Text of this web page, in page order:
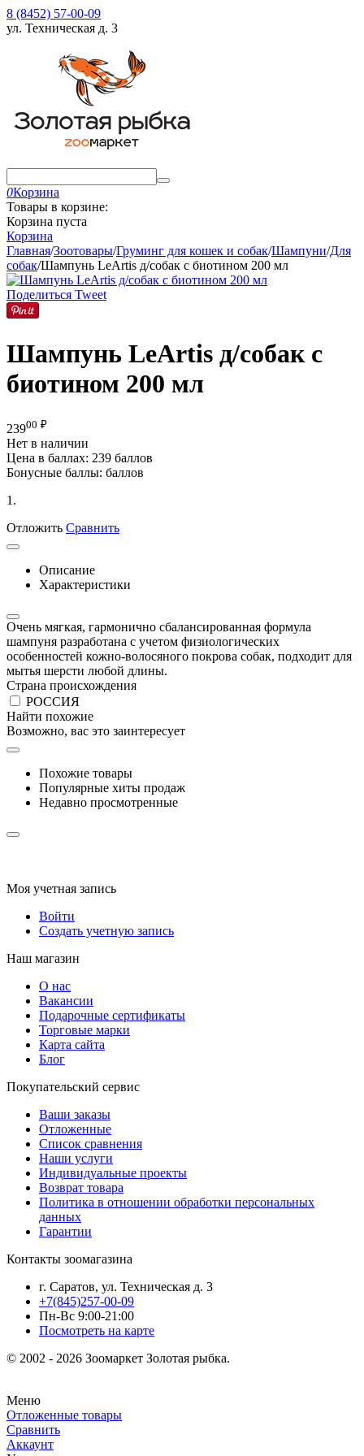
8 (8452) 57-00-09
ул. Техническая д. 3
0Корзина
Товары в корзине:
Корзина пуста
Корзина
Главная/Зоотовары/Груминг для кошек и собак/Шампуни/Для
собак/Шампунь LeArtis д/собак с биотином 200 мл
Поделиться Tweet
Шампунь LeArtis д/собак с
биотином 200 мл
23900 ₽
Нет в наличии
Цена в баллах: 239 баллов
Бонусные баллы: баллов
1.
Отложить Сравнить
Описание
Характеристики
Очень мягкая, гармонично сбалансированная формула
шампуня разработана с учетом физиологических
особенностей кожно-волосяного покрова собак, подходит для
мытья шерсти любой длины.
Страна происхождения
РОССИЯ
Найти похожие
Возможно, вас это заинтересует
Похожие товары
Популярные хиты продаж
Недавно просмотренные
Моя учетная запись
Войти
Создать учетную запись
Наш магазин
О нас
Вакансии
Подарочные сертификаты
Торговые марки
Карта сайта
Блог
Покупательский сервис
Ваши заказы
Отложенные
Список сравнения
Наши услуги
Индивидуальные проекты
Возврат товара
Политика в отношении обработки персональных
данных
Гарантии
Контакты зоомагазина
г. Саратов, ул. Техническая д. 3
+7(845)257-00-09
Пн-Вс 9:00-21:00
Посмотреть на карте
© 2002 - 2026 Зоомаркет Золотая рыбка.
Меню
Отложенные товары
Сравнить
Аккаунт